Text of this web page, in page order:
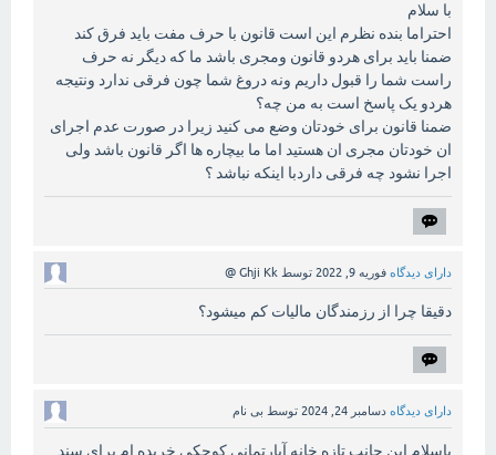
با سلام
احتراما بنده نظرم این است قانون با حرف مفت باید فرق کند
ضمنا باید برای هردو قانون ومجری باشد ما که دیگر نه حرف
راست شما را قبول داریم ونه دروغ شما چون فرقی ندارد ونتیجه
هردو یک پاسخ است به من چه؟
ضمنا قانون برای خودتان وضع می کنید زیرا در صورت عدم اجرای
ان خودتان مجری ان هستید اما ما بیچاره ها اگر قانون باشد ولی
اجرا نشود چه فرقی داردبا اینکه نباشد ؟
دارای دیدگاه فوریه 9, 2022 توسط Ghji Kk @
دقیقا چرا از رزمندگان مالیات کم میشود؟
دارای دیدگاه دسامبر 24, 2024 توسط بی نام
باسلام این جانب تازه خانه آپارتمانی کوچکی خریده ام برای سند